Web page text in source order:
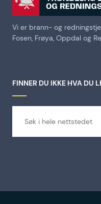
Vi er brann- og
Fosen, Frøya, Oppdal og
FINNER DU IKKE HVA DU